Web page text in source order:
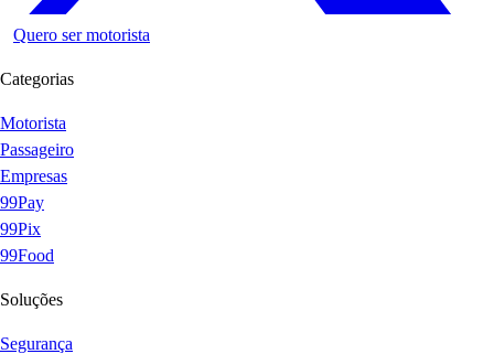
Quero ser motorista
Categorias
Motorista
Passageiro
Empresas
99Pay
99Pix
99Food
Soluções
Segurança